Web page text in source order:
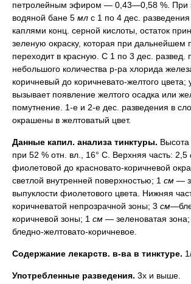
петролейным эфиром — 0,43—0,58 %. При
водяной бане 5 мл с 1 по 4 дес.
каплями конц. серной кислоты, остаток
зеленую окраску, которая при дальнейшем
переходит в красную. С 1 по 3 дес. развед.
небольшого количества р-ра хлорида
коричневый до коричневато-желтого цвета;
вызывает появление желтого осадка или
помутнение. 1-е и 2-е дес. разведения в
окрашены в желтоватый цвет.
Данные капил. анализа тинктуры.
при 52 % отн. вл., 16° С. Верхняя часть: 2,5
фиолетовой до красновато-коричневой
светлой внутренней поверхностью; 1 см —
выпуклости фиолетового цвета. Нижняя
коричневатой непрозрачной зоны; 3 см
коричневой зоны; 1 см — зеленоватая
бледно-желтовато-коричневое.
Содержание лекарств. в-ва в тинктуре.
Употребленные разведения. 3х и выше.